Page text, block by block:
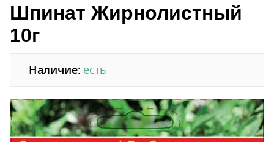
Шпинат Жирнолистный
10г
Наличие: есть